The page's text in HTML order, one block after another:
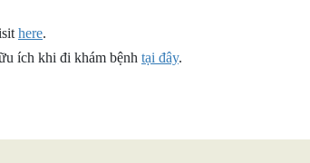
here.
ích khi đi khám bệnh tại đây.